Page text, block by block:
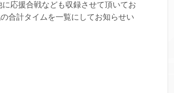
応援合戦なども収録させて頂いてお
合計タイムを一覧にしてお知らせい